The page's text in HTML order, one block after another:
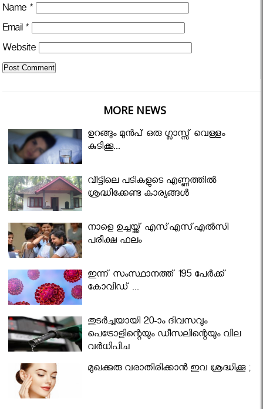
Name *
Email *
Website
MORE NEWS
ഉറങ്ങും മുന്‍പ് ഒരു ഗ്ലാസ്സ് വെള്ളം
കുടിക്കൂ...
വീട്ടിലെ പടികളുടെ എണ്ണത്തിൽ
ശ്രദ്ധിക്കേണ്ട കാര്യങ്ങൾ
നാളെ ഉച്ചയ്ക്ക് എസ്എസ്എല്‍സി
പരീക്ഷ ഫലം
ഇന്ന് സംസ്ഥാനത്ത് 195 പേര്‍ക്ക്
കോവിഡ് ...
തുടർച്ചയായി 20-ാം ദിവസവും
പെട്രോളിന്റെയും ഡീസലിന്റെയും വില
വര്‍ധിപ്പിച്ചു
മുഖക്കുരു വരാതിരിക്കാന്‍ ഇവ ശ്രദ്ധിക്കൂ ;